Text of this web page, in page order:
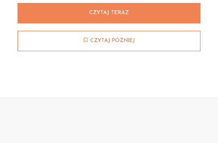
CZYTAJ TERAZ
CZYTAJ PÓŹNIEJ